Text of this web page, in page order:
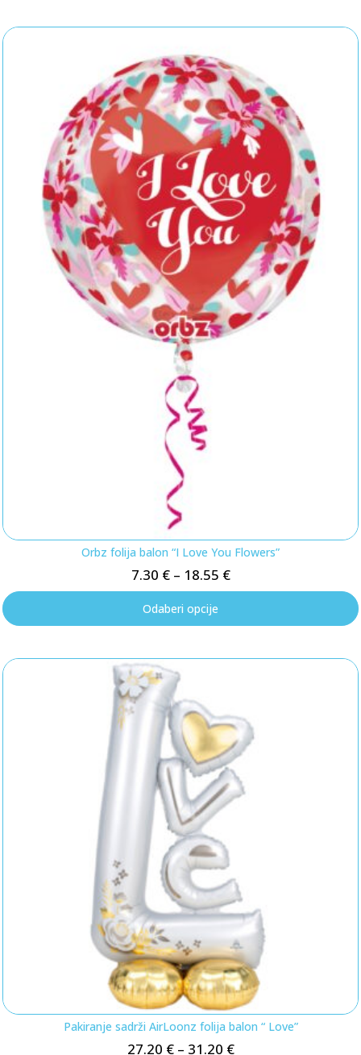
Orbz folija balon “I Love You Flowers”
7.30 €– 18.55 €
Odaberi opcije
Pakiranje sadrži AirLoonz folija balon “ Love”
27.20 €– 31.20 €